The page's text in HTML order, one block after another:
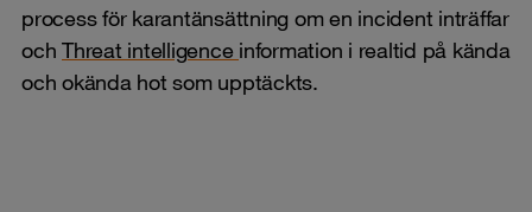
process för karantänsättning om en incident inträffar
och Threat intelligence information i realtid på kända
och okända hot som upptäckts.